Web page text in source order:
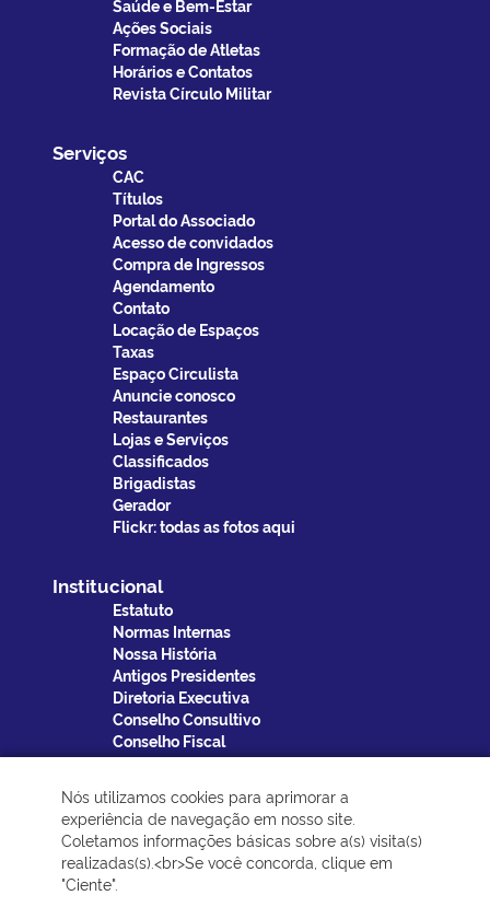
Saúde e Bem-Estar
Ações Sociais
Formação de Atletas
Horários e Contatos
Revista Círculo Militar
Serviços
CAC
Títulos
Portal do Associado
Acesso de convidados
Compra de Ingressos
Agendamento
Contato
Locação de Espaços
Taxas
Espaço Circulista
Anuncie conosco
Restaurantes
Lojas e Serviços
Classificados
Brigadistas
Gerador
Flickr: todas as fotos aqui
Institucional
Estatuto
Normas Internas
Nossa História
Antigos Presidentes
Diretoria Executiva
Conselho Consultivo
Conselho Fiscal
Prestação de contas
Plano Diretor
Perguntas Frequentes
Redes Sociais
Nós utilizamos cookies para aprimorar a
experiência de navegação em nosso site.
Coletamos informações básicas sobre a(s) visita(s)
realizadas(s).<br>Se você concorda, clique em
"Ciente".